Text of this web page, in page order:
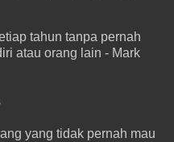
tahun tanpa pernah
atau orang lain - Mark
yang tidak pernah mau